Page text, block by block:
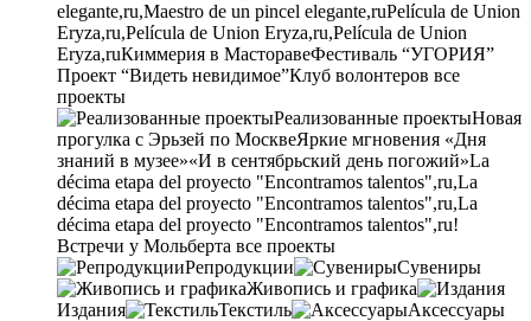
elegante,ru,Maestro de un pincel elegante,ruPelícula de Union
Eryza,ru,Película de Union Eryza,ru,Película de Union
Eryza,ruКиммерия в МасторавеФестиваль “УГОРИЯ”
Проект “Видеть невидимое”Клуб волонтеров все
проекты
Реализованные проектыНовая
прогулка с Эрьзей по МосквеЯркие мгновения «Дня
знаний в музее»«И в сентябрьский день погожий»La
décima etapa del proyecto "Encontramos talentos",ru,La
décima etapa del proyecto "Encontramos talentos",ru,La
décima etapa del proyecto "Encontramos talentos",ru!
Встречи у Мольберта все проекты
Репродукции
Сувениры
Живопись и графика
Издания
Текстиль Аксессуары